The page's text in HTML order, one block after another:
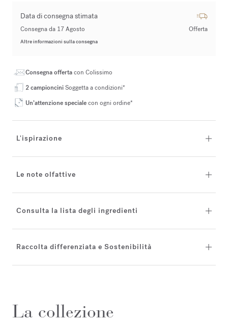
Data di consegna stimata
Consegna da 17 Agosto Offerta
Altre informazioni sulla consegna
Consegna offertacon Colissimo
2 campionciniSoggetta a condizioni*
Un’attenzione specialecon ogni ordine*
L'ispirazione
Le note olfattive
Consulta la lista degli ingredienti
Raccolta differenziata e Sostenibilità
La collezione